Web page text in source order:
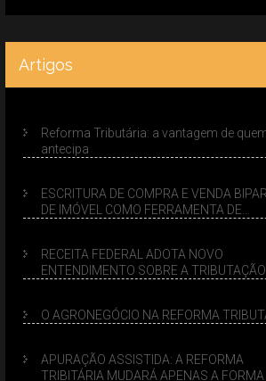
Artigos
Reforma Tributária: a vantagem de
antecipa
ESCRITURA DE COMPRA E VENDA
DE IMÓVEL COMO FERRAMENTA DE
RECEITA FEDERAL ADOTA NOVO
ENTENDIMENTO SOBRE A
O AGRONEGÓCIO NA REFORMA
APURAÇÃO ASSISTIDA: A REFORMA
TRIBITÁRIA MUDARÁ APENAS A FORMA